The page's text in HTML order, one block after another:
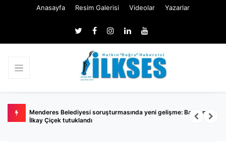
Anasayfa Resim Galerisi Videolar Yazarlar
Menderes Belediyesi soruşturmasında yeni gelişme: Başkan
İlkay Çiçek tutuklandı